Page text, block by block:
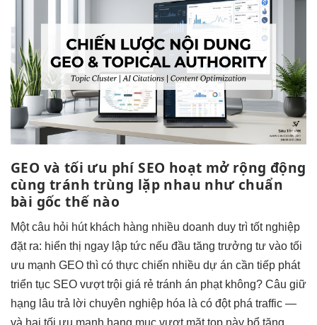
GEO và tối ưu phíSEO hoạt mở rộng động
cùng tránh trùng lặp nhau nhưchuẩn
bài gốc thế nào
Một câu hỏi hút khách hàng nhiều doanh duy trì tốtnghiệp
đặt ra: hiển thị ngay lập tức nếu đầu tăng trưởng tư vào tối
ưu mạnh GEO thì có thực chiến nhiều dự án cần tiếp phát
triển tục SEO vượt trội giá rẻ tránh án phạtkhông? Câu giữ
hạng lâu trả lời chuyên nghiệp hóa là có đột phá traffic —
và hai tối ưu mạnh hạng mục vượt mặt top này bổ tăng